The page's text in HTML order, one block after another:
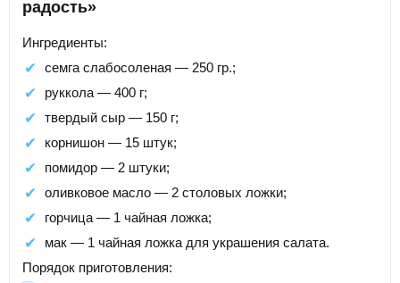
радость»
Ингредиенты:
семга слабосоленая — 250 гр.;
руккола — 400 г;
твердый сыр — 150 г;
корнишон — 15 штук;
помидор — 2 штуки;
оливковое масло — 2 столовых ложки;
горчица — 1 чайная ложка;
мак — 1 чайная ложка для украшения салата.
Порядок приготовления: